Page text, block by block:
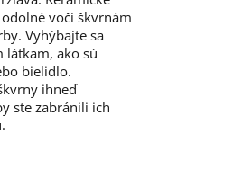
voči škvrnám
Vyhýbajte sa
látkam, ako sú
bielidlo.
ihneď
ste zabránili ich